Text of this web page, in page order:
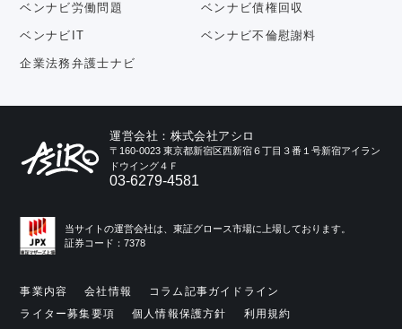
ベンナビ労働問題 ベンナビ債権回収
ベンナビIT ベンナビ不倫慰謝料
企業法務弁護士ナビ
運営会社：株式会社アシロ
〒160-0023 東京都新宿区西新宿６丁目３番１号新宿アイラン
ドウイング４Ｆ
03-6279-4581
当サイトの運営会社は、東証グロース市場に上場しております。
証券コード：7378
事業内容 会社情報
コラム記事ガイドライン
ライター募集要項
個人情報保護方針 利用規約